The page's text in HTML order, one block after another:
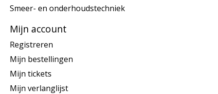
Smeer- en onderhoudstechniek
Mijn account
Registreren
Mijn bestellingen
Mijn tickets
Mijn verlanglijst